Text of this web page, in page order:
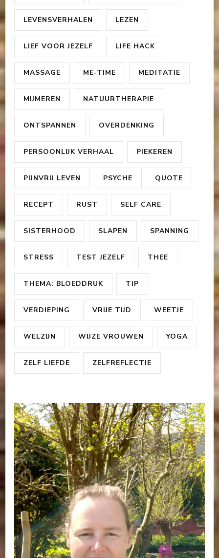
LEVENSVERHALEN LEZEN
LIEF VOOR JEZELF LIFE HACK
MASSAGE ME-TIME MEDITATIE
MIJMEREN NATUURTHERAPIE
ONTSPANNEN OVERDENKING
PERSOONLIJK VERHAAL PIEKEREN
PIJNVRIJ LEVEN PSYCHE QUOTE
RECEPT RUST SELF CARE
SISTERHOOD SLAPEN SPANNING
STRESS TEST JEZELF THEE
THEMA: BLOEDDRUK TIP
VERDIEPING VRIJE TIJD WEETJE
WELZIJN WIJZE VROUWEN YOGA
ZELF LIEFDE ZELFREFLECTIE